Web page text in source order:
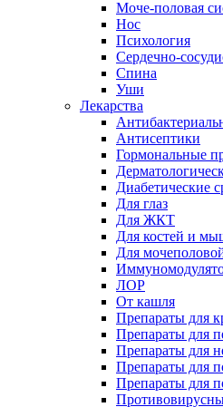
Моче-половая
Нос
Психология
Сердечно-
Спина
Уши
Лекарства
Антисептики
Гормональные
Диабетические
Для глаз
Для ЖКТ
Для костей и
Для
ЛОР
От кашля
Препараты для
Препараты для
Препараты для
Препараты для
Препараты для